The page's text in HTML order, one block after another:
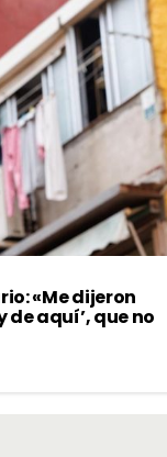
«Me dijeron
de aquí’, que no